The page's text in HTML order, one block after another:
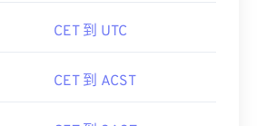
CET 到 UTC
CET 到 ACST